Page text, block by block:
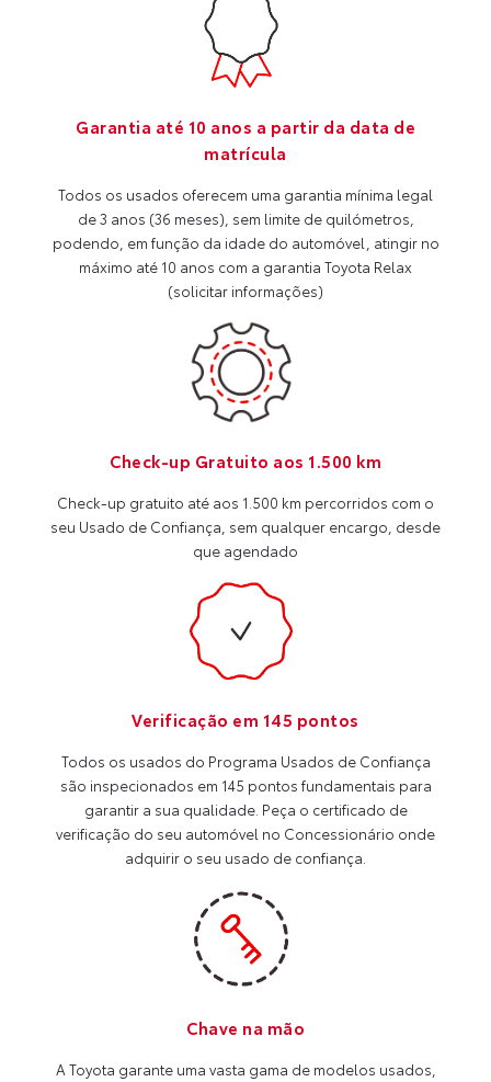
Garantia até 10 anos a partir da data de
matrícula
Todos os usados oferecem uma garantia mínima legal
de 3 anos (36 meses), sem limite de quilómetros,
podendo, em função da idade do automóvel, atingir no
máximo até 10 anos com a garantia Toyota Relax
(solicitar informações)
Check-up Gratuito aos 1.500 km
Check-up gratuito até aos 1.500 km percorridos com o
seu Usado de Confiança, sem qualquer encargo, desde
que agendado
Verificação em 145 pontos
Todos os usados do Programa Usados de Confiança
são inspecionados em 145 pontos fundamentais para
garantir a sua qualidade. Peça o certificado de
verificação do seu automóvel no Concessionário onde
adquirir o seu usado de confiança.
Chave na mão
A Toyota garante uma vasta gama de modelos usados,